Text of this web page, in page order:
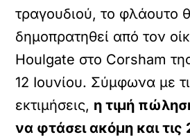
τραγουδιού, το φλάουτο
δημοπρατηθεί από τον
Houlgate στο Corsham
12 Ιουνίου. Σύμφωνα με
εκτιμήσεις, η τιμή
να φτάσει ακόμη και